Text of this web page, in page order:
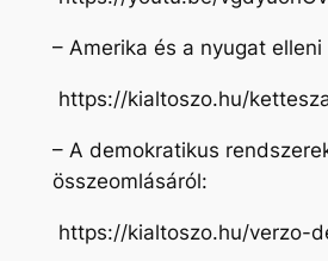
– Amerika és a nyugat
https://kialtoszo.hu/
– A demokratikus
összeomlásáról:
https://kialtoszo.hu/verzo-